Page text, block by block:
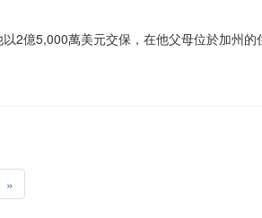
2億5,000萬美元交保，在他父母位於加州的
»